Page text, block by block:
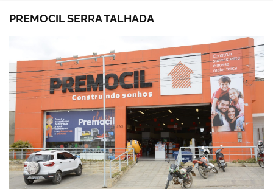
PREMOCIL SERRA TALHADA